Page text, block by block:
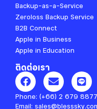
Backup-as-a-Service
Zeroloss Backup Service
B2B Connect
Apple in Business
Apple in Education
ติดต่อเรา
F
a
c
E
n
v
L
i
n
Phone: (+66) 2 679 8877
Email: